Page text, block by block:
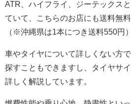
ATR、ハイフライ、ジーテックス
ていて、こちらのお店にも送料無
（※沖縄県は1本につき送料550円）
車やタイヤについて詳しくない方
探すこともできますし、タイヤサ
詳しく解説しています。